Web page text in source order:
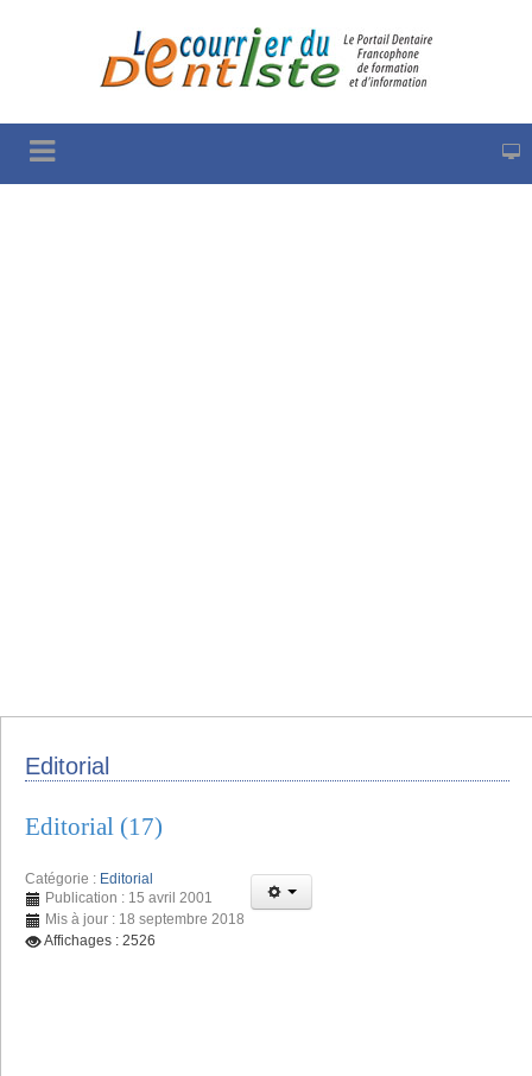
Editorial
Editorial (17)
Catégorie : Editorial
Publication : 15 avril 2001
Mis à jour : 18 septembre 2018
Affichages : 2526